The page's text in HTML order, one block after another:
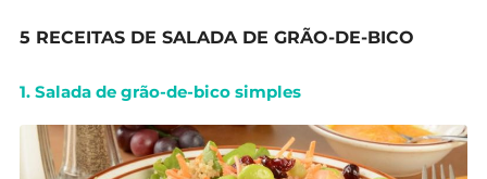
5 RECEITAS DE SALADA DE GRÃO-DE-BICO
1. Salada de grão-de-bico simples